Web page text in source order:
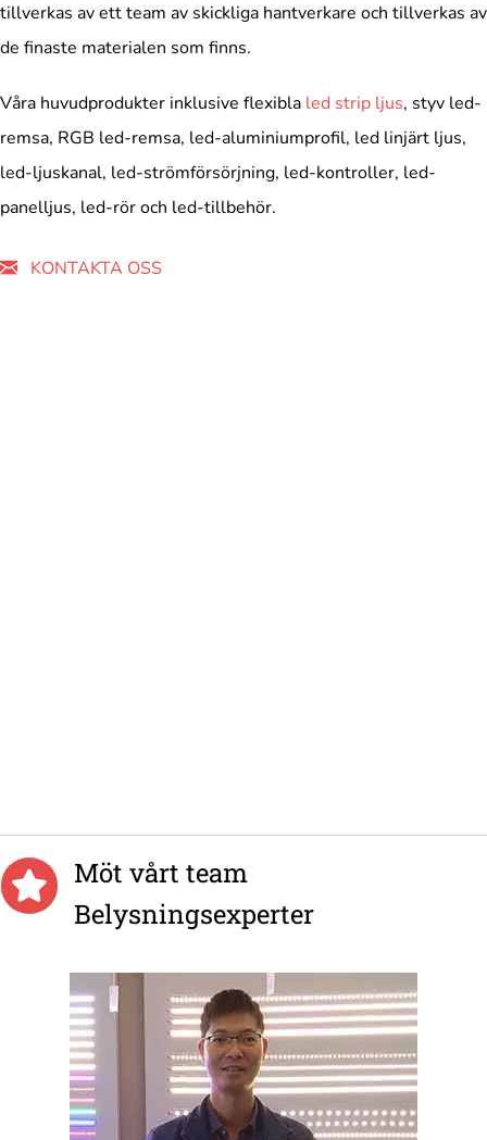
tillverkas av ett team av skickliga hantverkare och tillverkas av
de finaste materialen som finns.
Våra huvudprodukter inklusive flexibla led strip ljus, styv led-
remsa, RGB led-remsa, led-aluminiumprofil, led linjärt ljus,
led-ljuskanal, led-strömförsörjning, led-kontroller, led-
panelljus, led-rör och led-tillbehör.
KONTAKTA OSS
Möt vårt team
Belysningsexperter